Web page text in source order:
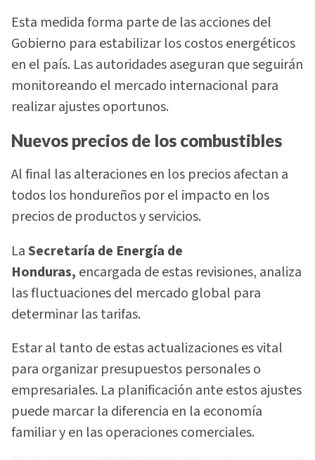
Esta medida forma parte de las acciones del
Gobierno para estabilizar los costos energéticos
en el país. Las autoridades aseguran que seguirán
monitoreando el mercado internacional para
realizar ajustes oportunos.
Nuevos precios de los combustibles
Al final las alteraciones en los precios afectan a
todos los hondureños por el impacto en los
precios de productos y servicios.
LaSecretaría de Energía de
Honduras, encargada de estas revisiones, analiza
las fluctuaciones del mercado global para
determinar las tarifas.
Estar al tanto de estas actualizaciones es vital
para organizar presupuestos personales o
empresariales. La planificación ante estos ajustes
puede marcar la diferencia en la economía
familiar y en las operaciones comerciales.